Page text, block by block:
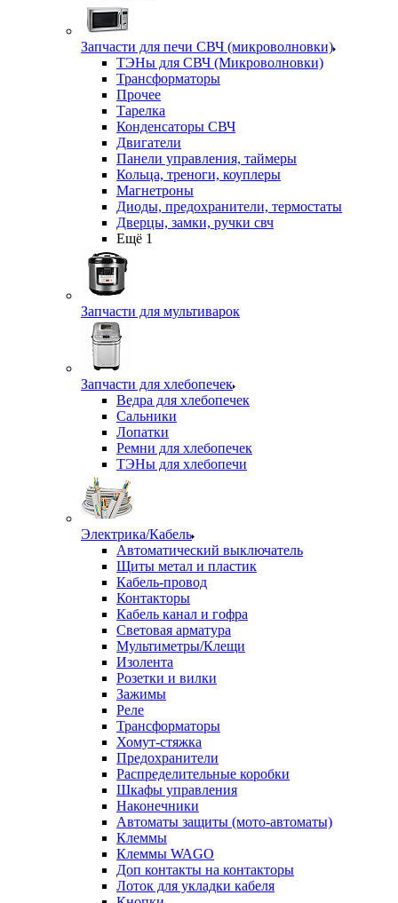
Запчасти для печи СВЧ (микроволновки)
ТЭНы для СВЧ (Микроволновки)
Трансформаторы
Прочее
Тарелка
Конденсаторы СВЧ
Двигатели
Панели управления, таймеры
Кольца, треноги, коуплеры
Магнетроны
Диоды, предохранители, термостаты
Дверцы, замки, ручки свч
Ещё 1
Запчасти для мультиварок
Запчасти для хлебопечек
Ведра для хлебопечек
Сальники
Лопатки
Ремни для хлебопечек
ТЭНы для хлебопечи
Электрика/Кабель
Автоматический выключатель
Щиты метал и пластик
Кабель-провод
Контакторы
Кабель канал и гофра
Световая арматура
Мультиметры/Клещи
Изолента
Розетки и вилки
Зажимы
Реле
Трансформаторы
Хомут-стяжка
Предохранители
Распределительные коробки
Шкафы управления
Наконечники
Автоматы защиты (мото-автоматы)
Клеммы
Клеммы WAGO
Доп контакты на контакторы
Лоток для укладки кабеля